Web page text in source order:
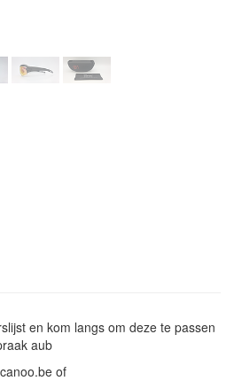
en kom langs om deze te passen
aub
of